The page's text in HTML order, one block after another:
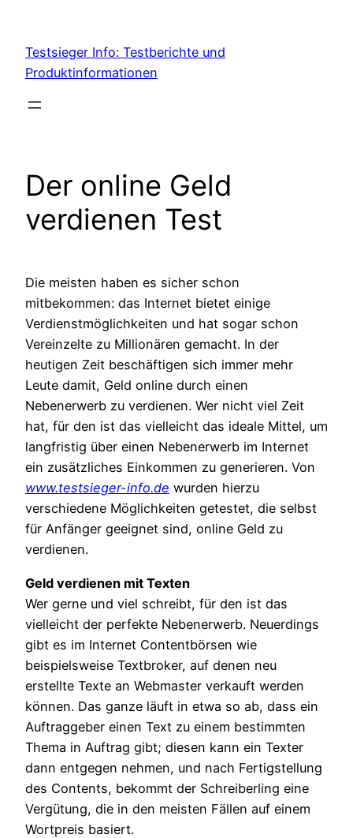
content
Testsieger Info: Testberichte und
Produktinformationen
Der online Geld
verdienen Test
Die meisten haben es sicher schon
mitbekommen: das Internet bietet einige
Verdienstmöglichkeiten und hat sogar schon
Vereinzelte zu Millionären gemacht. In der
heutigen Zeit beschäftigen sich immer mehr
Leute damit, Geld online durch einen
Nebenerwerb zu verdienen. Wer nicht viel Zeit
hat, für den ist das vielleicht das ideale Mittel, um
langfristig über einen Nebenerwerb im Internet
ein zusätzliches Einkommen zu generieren. Von
www.testsieger-info.de wurden hierzu
verschiedene Möglichkeiten getestet, die selbst
für Anfänger geeignet sind, online Geld zu
verdienen.
Geld verdienen mit Texten
Wer gerne und viel schreibt, für den ist das
vielleicht der perfekte Nebenerwerb. Neuerdings
gibt es im Internet Contentbörsen wie
beispielsweise Textbroker, auf denen neu
erstellte Texte an Webmaster verkauft werden
können. Das ganze läuft in etwa so ab, dass ein
Auftraggeber einen Text zu einem bestimmten
Thema in Auftrag gibt; diesen kann ein Texter
dann entgegen nehmen, und nach Fertigstellung
des Contents, bekommt der Schreiberling eine
Vergütung, die in den meisten Fällen auf einem
Wortpreis basiert.